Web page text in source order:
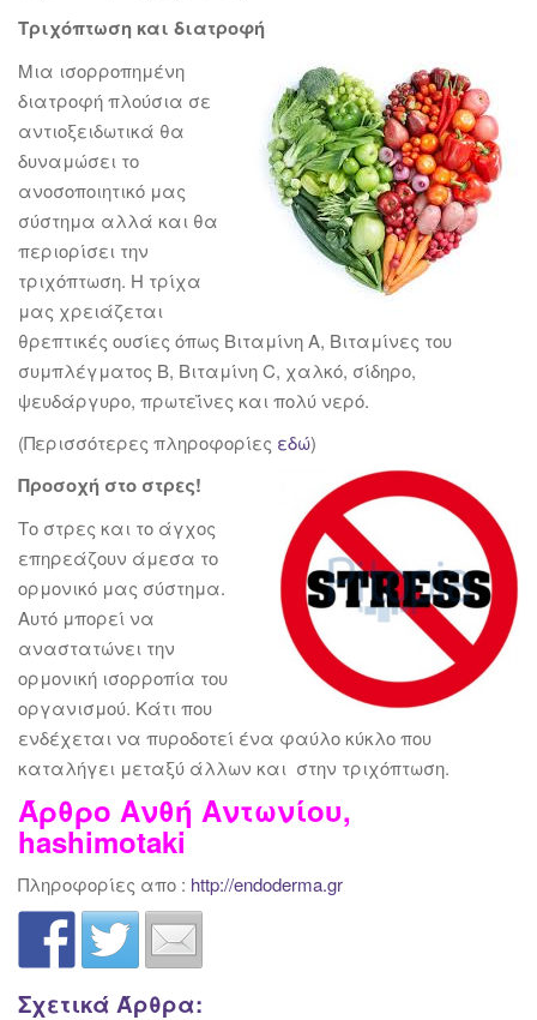
Τριχόπτωση και διατροφή
Μια ισορροπημένη
διατροφή πλούσια σε
αντιοξειδωτικά θα
δυναμώσει το
ανοσοποιητικό μας
σύστημα αλλά και θα
περιορίσει την
τριχόπτωση. Η τρίχα
μας χρειάζεται
θρεπτικές ουσίες όπως Βιταμίνη Α, Βιταμίνες του
συμπλέγματος Β, Βιταμίνη C, χαλκό, σίδηρο,
ψευδάργυρο, πρωτεΐνες και πολύ νερό.
(Περισσότερες πληροφορίες εδώ)
Προσοχή στο στρες!
Το στρες και το άγχος
επηρεάζουν άμεσα το
ορμονικό μας σύστημα.
Αυτό μπορεί να
αναστατώνει την
ορμονική ισορροπία του
οργανισμού. Κάτι που
ενδέχεται να πυροδοτεί ένα φαύλο κύκλο που
καταλήγει μεταξύ άλλων και στην τριχόπτωση.
Άρθρο Ανθή Αντωνίου,
hashimotaki
Πληροφορίες απο : http://endoderma.gr
Σχετικά Άρθρα: